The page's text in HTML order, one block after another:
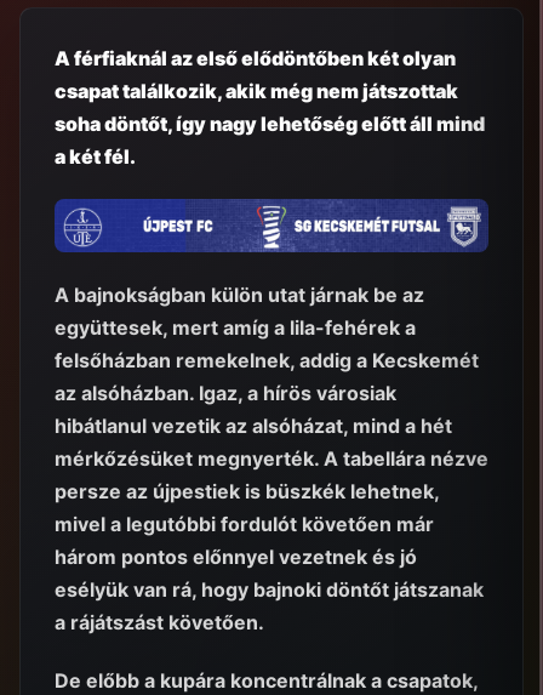
A férfiaknál az első elődöntőben két olyan
csapat találkozik, akik még nem játszottak
soha döntőt, így nagy lehetőség előtt áll mind
a két fél.
A bajnokságban külön utat járnak be az
együttesek, mert amíg a lila-fehérek a
felsőházban remekelnek, addig a Kecskemét
az alsóházban. Igaz, a hírös városiak
hibátlanul vezetik az alsóházat, mind a hét
mérkőzésüket megnyerték. A tabellára nézve
persze az újpestiek is büszkék lehetnek,
mivel a legutóbbi fordulót követően már
három pontos előnnyel vezetnek és jó
esélyük van rá, hogy bajnoki döntőt játszanak
a rájátszást követően.
De előbb a kupára koncentrálnak a csapatok,